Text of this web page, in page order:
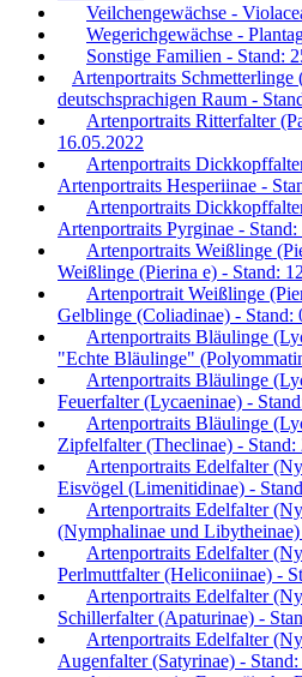
Veilchengewächse -
Wegerichgewächse -
Sonstige Familien - Stand:
Artenportraits
deutschsprachigen Raum -
Artenportraits Ritterfalter
16.05.2022
Artenportraits
Artenportraits Hesperiinae -
Artenportraits
Artenportraits Pyrginae -
Artenportraits Weißlinge
Weißlinge (Pierina e) - Stand:
Artenportrait Weißlinge
Gelblinge (Coliadinae) - Stand:
Artenportraits Bläulinge
"Echte Bläulinge"
Artenportraits Bläulinge
Feuerfalter (Lycaeninae) -
Artenportraits Bläulinge
Zipfelfalter (Theclinae) - Stand:
Artenportraits Edelfalter
Eisvögel (Limenitidinae) -
Artenportraits Edelfalter
(Nymphalinae und
Artenportraits Edelfalter
Perlmuttfalter (Heliconiinae) -
Artenportraits Edelfalter
Schillerfalter (Apaturinae) -
Artenportraits Edelfalter
Augenfalter (Satyrinae) -